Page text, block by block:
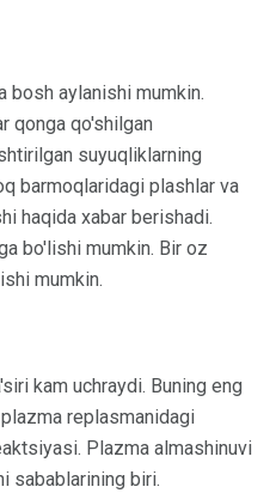
bosh aylanishi mumkin.
qonga qo'shilgan
suyuqliklarning
barmoqlaridagi plashlar va
haqida xabar berishadi.
bo'lishi mumkin. Bir oz
mumkin.
kam uchraydi. Buning eng
replasmanidagi
Plazma almashinuvi
sabablarining biri.